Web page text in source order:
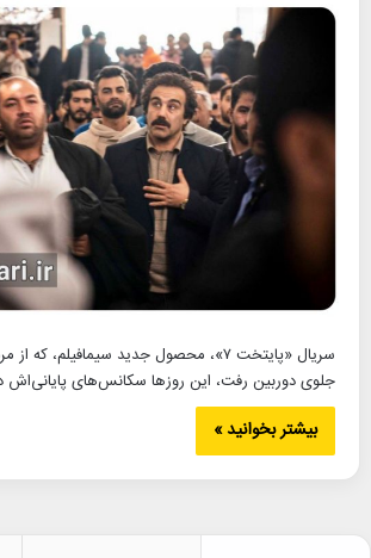
سریال «پایتخت ۷»، محصول جدید سیمافیلم، که
جلوی دوربین رفت، این روزها سکانس‌های پایانی‌اش
بیشتر بخوانید »